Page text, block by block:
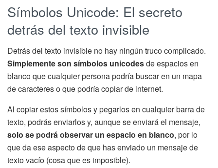
Símbolos Unicode: El secreto
detrás del texto invisible
Detrás del texto invisible no hay ningún truco complicado.
Simplemente son símbolos unicodesde espacios en
blanco que cualquier persona podría buscar en un mapa
de caracteres o que podría copiar de internet.
Al copiar estos símbolos y pegarlos en cualquier barra de
texto, podrás enviarlos y, aunque se enviará el mensaje,
solo se podrá observar un espacio en blanco, por lo
que da ese aspecto de que has enviado un mensaje de
texto vacío (cosa que es imposible).